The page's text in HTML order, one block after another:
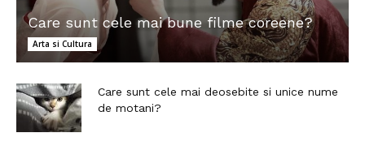
Care sunt cele mai bune filme coreene?
Arta si Cultura
Care sunt cele mai deosebite si unice nume
de motani?